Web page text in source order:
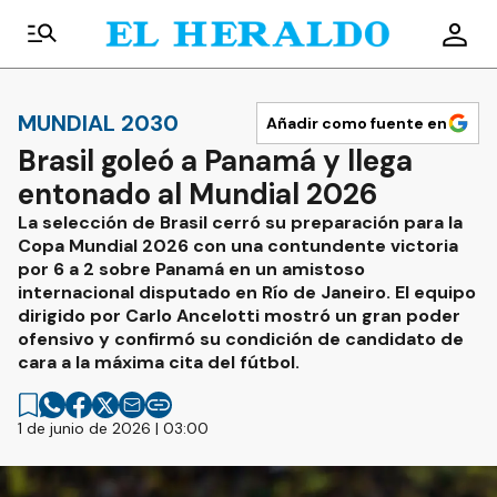
MUNDIAL 2030 Añadir como fuente en
Brasil goleó a Panamá y llega
entonado al Mundial 2026
La selección de Brasil cerró su preparación para la
Copa Mundial 2026 con una contundente victoria
por 6 a 2 sobre Panamá en un amistoso
internacional disputado en Río de Janeiro. El equipo
dirigido por Carlo Ancelotti mostró un gran poder
ofensivo y confirmó su condición de candidato de
cara a la máxima cita del fútbol.
1 de junio de 2026 | 03:00